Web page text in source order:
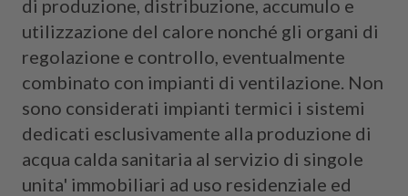
di produzione, distribuzione, accumulo e
utilizzazione del calore nonché gli organi di
regolazione e controllo, eventualmente
combinato con impianti di ventilazione. Non
sono considerati impianti termici i sistemi
dedicati esclusivamente alla produzione di
acqua calda sanitaria al servizio di singole
unita' immobiliari ad uso residenziale ed